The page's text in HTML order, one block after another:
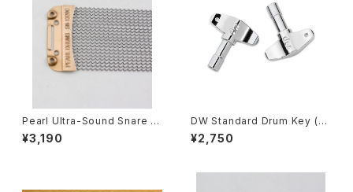
Pearl Ultra-Sound Snare W
ires 20本 "C"-Type 13" 内
¥3,190
DW Standard Drum Key (2-
Pack) DWSM801-2
¥2,750